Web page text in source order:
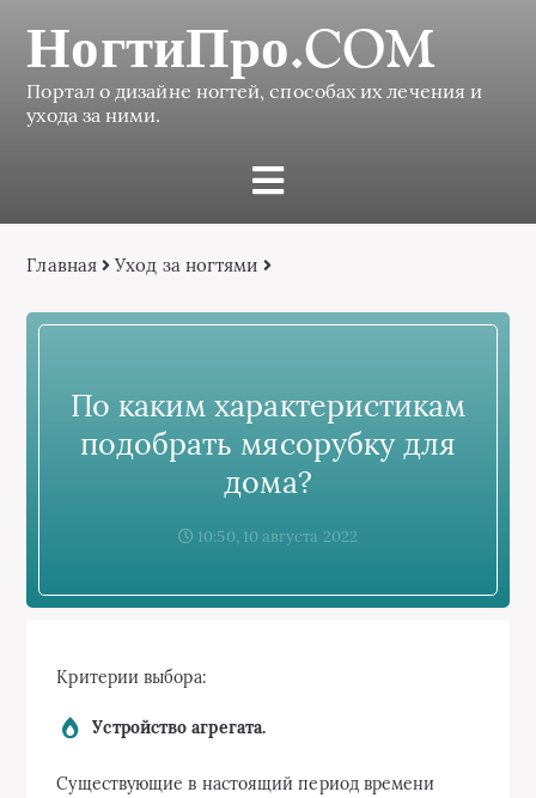
НогтиПро.COM
Портал о дизайне ногтей, способах их лечения и
ухода за ними.
Главная Уход за ногтями
По каким характеристикам
подобрать мясорубку для
дома?
10:50, 10 августа 2022
Критерии выбора:
Устройство агрегата.
Существующие в настоящий период времени